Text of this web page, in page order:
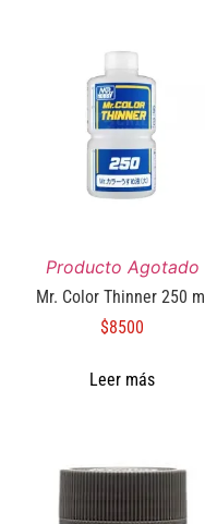
Producto Agotado
Mr. Color Thinner 250 ml
$8500
Leer más